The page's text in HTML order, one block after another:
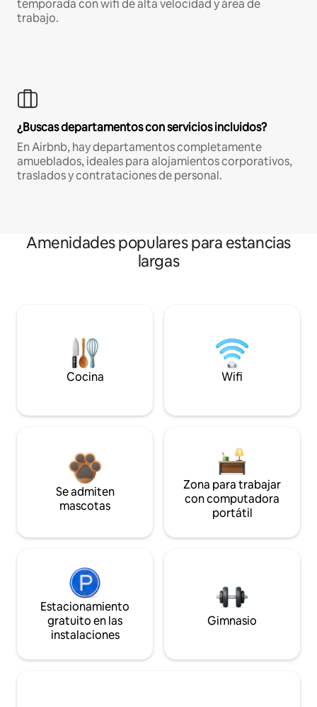
temporada con wifi de alta velocidad y área de
trabajo.
¿Buscas departamentos con servicios incluidos?
En Airbnb, hay departamentos completamente
amueblados, ideales para alojamientos corporativos,
traslados y contrataciones de personal.
Amenidades populares para estancias
largas
Cocina Wifi
Se admiten
mascotas
Zona para trabajar
con computadora
portátil
Estacionamiento
gratuito en las
instalaciones
Gimnasio